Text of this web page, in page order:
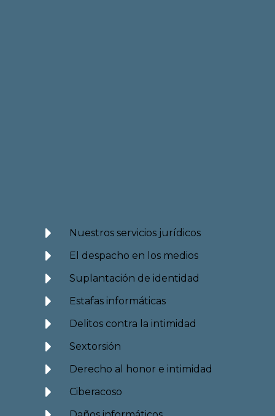
Nuestros servicios jurídicos
El despacho en los medios
Suplantación de identidad
Estafas informáticas
Delitos contra la intimidad
Sextorsión
Derecho al honor e intimidad
Ciberacoso